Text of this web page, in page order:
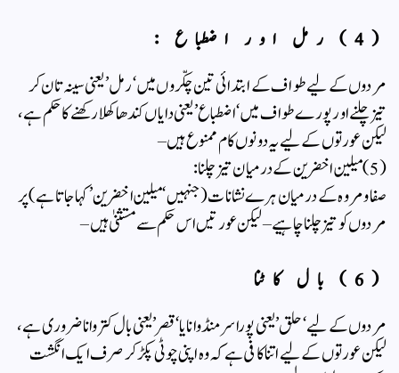
(4) رمل اور اضطباع :
مردوں کے لیے طواف کے ابتدائی تین چکّروں میں ‘رمل’ یعنی سینہ تان کر
تیز چلنے اور پورے طواف میں ‘اضطباع’ یعنی دایاں کندھا کھلا رکھنے کا حکم ہے ،
لیکن عورتوں کے لیے یہ دونوں کام ممنوع ہیں –
(5) میلین اخضرین کے درمیان تیز چلنا :
صفا و مروہ کے درمیان ہرے نشانات (جنہیں ‘میلین اخضرین’ کہا جاتا ہے) پر
مردوں کو تیز چلنا چاہیے – لیکن عورتیں اس حکم سے مستثنیٰ ہیں –
(6) بال کاٹنا
مردوں کے لیے ‘حلق’ یعنی پورا سر منڈوانا یا ‘قصر’ یعنی بال کتروانا ضروری ہے ،
لیکن عورتوں کے لیے اتنا کافی ہے کہ وہ اپنی چوٹی پکڑ کر صرف ایک انگشت